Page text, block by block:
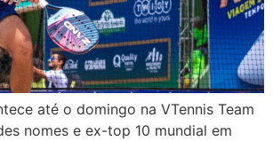
até o domingo na VTennis Team
nomes e ex-top 10 mundial em